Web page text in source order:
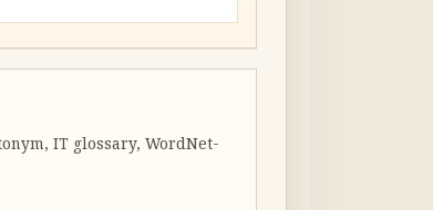
IT glossary, WordNet-